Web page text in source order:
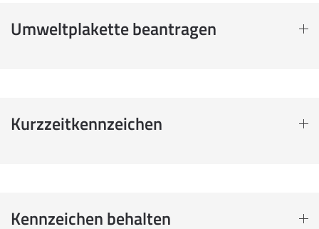
Umweltplakette beantragen
Kurzzeitkennzeichen
Kennzeichen behalten